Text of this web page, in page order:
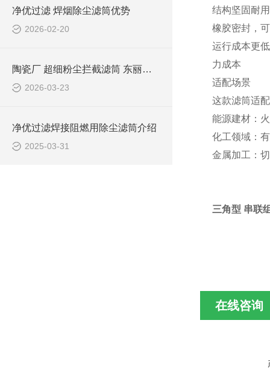
净优过滤 焊烟除尘滤筒优势
2026-02-20
陶瓷厂 超细粉尘拦截滤筒 东丽覆膜滤材
2026-03-23
净优过滤焊接阻燃用除尘滤筒介绍
2025-03-31
结构坚固耐
橡胶密封，
运行成本更
力成本
适配场景
这款滤筒适
能源建材：
化工领域：
金属加工：
三角型 串联
在线咨询